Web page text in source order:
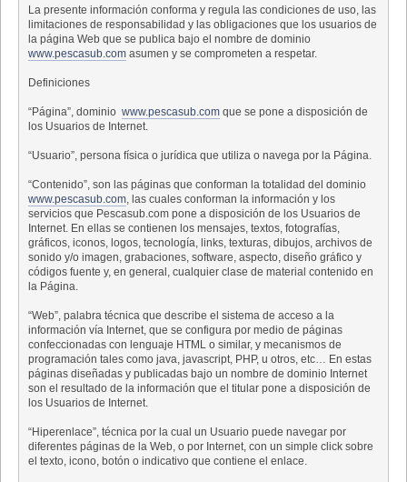
La presente información conforma y regula las condiciones de uso, las
limitaciones de responsabilidad y las obligaciones que los usuarios de
la página Web que se publica bajo el nombre de dominio
www.pescasub.com asumen y se comprometen a respetar.
Definiciones
“Página”, dominio www.pescasub.com que se pone a disposición de
los Usuarios de Internet.
“Usuario”, persona física o jurídica que utiliza o navega por la Página.
“Contenido”, son las páginas que conforman la totalidad del dominio
www.pescasub.com , las cuales conforman la información y los
servicios que Pescasub.com pone a disposición de los Usuarios de
Internet. En ellas se contienen los mensajes, textos, fotografías,
gráficos, iconos, logos, tecnología, links, texturas, dibujos, archivos de
sonido y/o imagen, grabaciones, software, aspecto, diseño gráfico y
códigos fuente y, en general, cualquier clase de material contenido en
la Página.
“Web”, palabra técnica que describe el sistema de acceso a la
información vía Internet, que se configura por medio de páginas
confeccionadas con lenguaje HTML o similar, y mecanismos de
programación tales como java, javascript, PHP, u otros, etc… En estas
páginas diseñadas y publicadas bajo un nombre de dominio Internet
son el resultado de la información que el titular pone a disposición de
los Usuarios de Internet.
“Hiperenlace”, técnica por la cual un Usuario puede navegar por
diferentes páginas de la Web, o por Internet, con un simple click sobre
el texto, icono, botón o indicativo que contiene el enlace.